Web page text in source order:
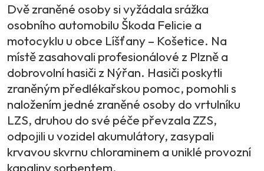
Dvě zraněné osoby si vyžádala srážka
osobního automobilu Škoda Felicie a
motocyklu u obce Líšťany – Košetice. Na
místě zasahovali profesionálové z Plzně a
dobrovolní hasiči z Nýřan. Hasiči poskytli
zraněným předlékařskou pomoc, pomohli s
naložením jedné zraněné osoby do vrtulníku
LZS, druhou do své péče převzala ZZS,
odpojili u vozidel akumulátory, zasypali
krvavou skvrnu chloraminem a uniklé provozní
kapaliny sorbentem.